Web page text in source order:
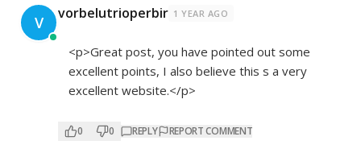
V vorbelutrioperbir 1 YEAR AGO
<p>Great post, you have pointed out some
excellent points, I also believe this s a very
excellent website.</p>
0 0 REPLY REPORT COMMENT